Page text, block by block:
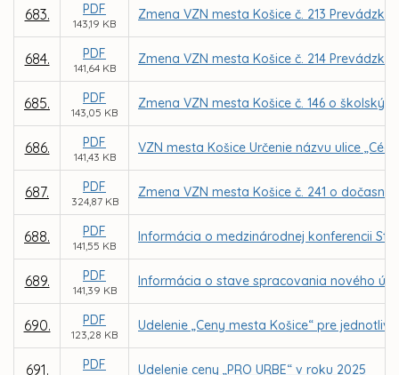
683. PDF
143,19 KB
Zmena VZN mesta Košice č. 213
684. PDF
141,64 KB
Zmena VZN mesta Košice č. 214
685. PDF
143,05 KB
Zmena VZN mesta Košice č. 146 o
686. PDF
141,43 KB
VZN mesta Košice Určenie názvu ulice
687. PDF
324,87 KB
Zmena VZN mesta Košice č. 241 o
688. PDF
141,55 KB
Informácia o medzinárodnej konferencii
689. PDF
141,39 KB
Informácia o stave spracovania nového
690. PDF
123,28 KB
Udelenie „Ceny mesta Košice“ pre
691. PDF Udelenie ceny „PRO URBE“ v roku 2025